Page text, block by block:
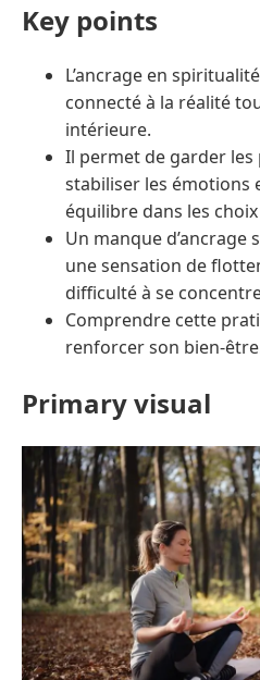
Key points
L’ancrage en
connecté à la réalité
intérieure.
Il permet de garder
stabiliser les émotions
équilibre dans les
Un manque
une sensation de
difficulté à se
Comprendre cette
renforcer son bien-
Primary visual